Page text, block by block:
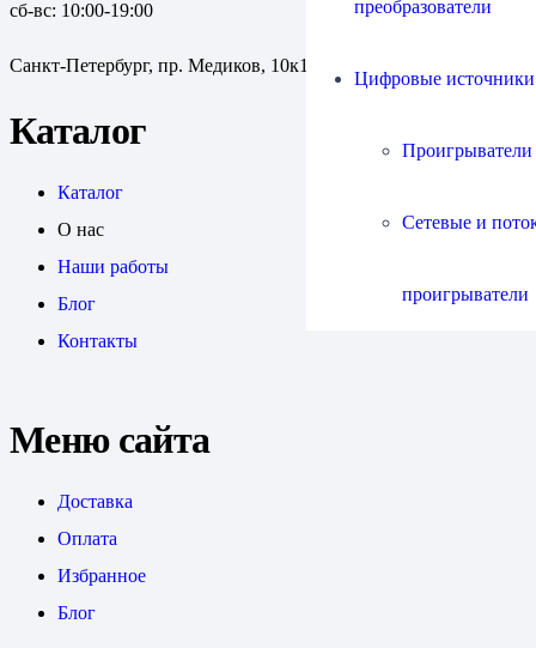
преобразователи
Цифровые источники
Сетевые и
проигрыватели
сб-вс: 10:00-19:00
Санкт-Петербург, пр. Медиков, 10к1
Каталог
Каталог
О нас
Наши работы
Блог
Контакты
Меню сайта
Доставка
Оплата
Избранное
Блог